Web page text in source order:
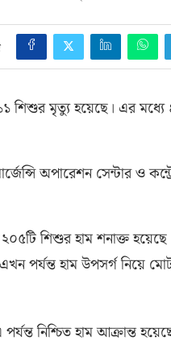
শিশুর মৃত্যু হয়েছে। এর
অপারেশন সেন্টার ও
শিশুর হাম শনাক্ত
পর্যন্ত হাম উপসর্গ নিয়ে
নিশ্চিত হাম আক্রান্ত